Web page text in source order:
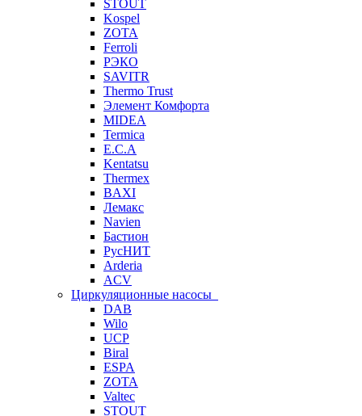
STOUT
Kospel
ZOTA
Ferroli
РЭКО
SAVITR
Thermo Trust
Элемент Комфорта
MIDEA
Termica
E.C.A
Kentatsu
Thermex
BAXI
Лемакс
Navien
Бастион
РусНИТ
Arderia
ACV
Циркуляционные насосы
DAB
Wilo
UCP
Biral
ESPA
ZOTA
Valtec
STOUT